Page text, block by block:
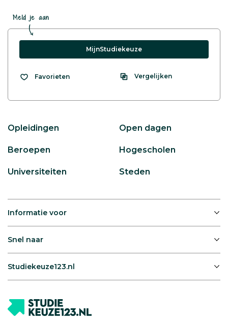
Meld je aan
MijnStudiekeuze
Favorieten Vergelijken
Opleidingen Open dagen
Beroepen Hogescholen
Universiteiten Steden
Informatie voor
Snel naar
Studiekeuze123.nl